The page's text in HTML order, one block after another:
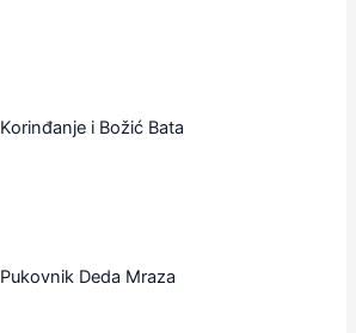
Korinđanje i Božić Bata
Pukovnik Deda Mraza